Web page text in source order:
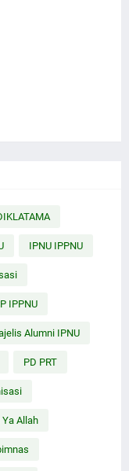
IPNU IPPNU
IPPNU
Alumni IPNU
PD PRT
Allah